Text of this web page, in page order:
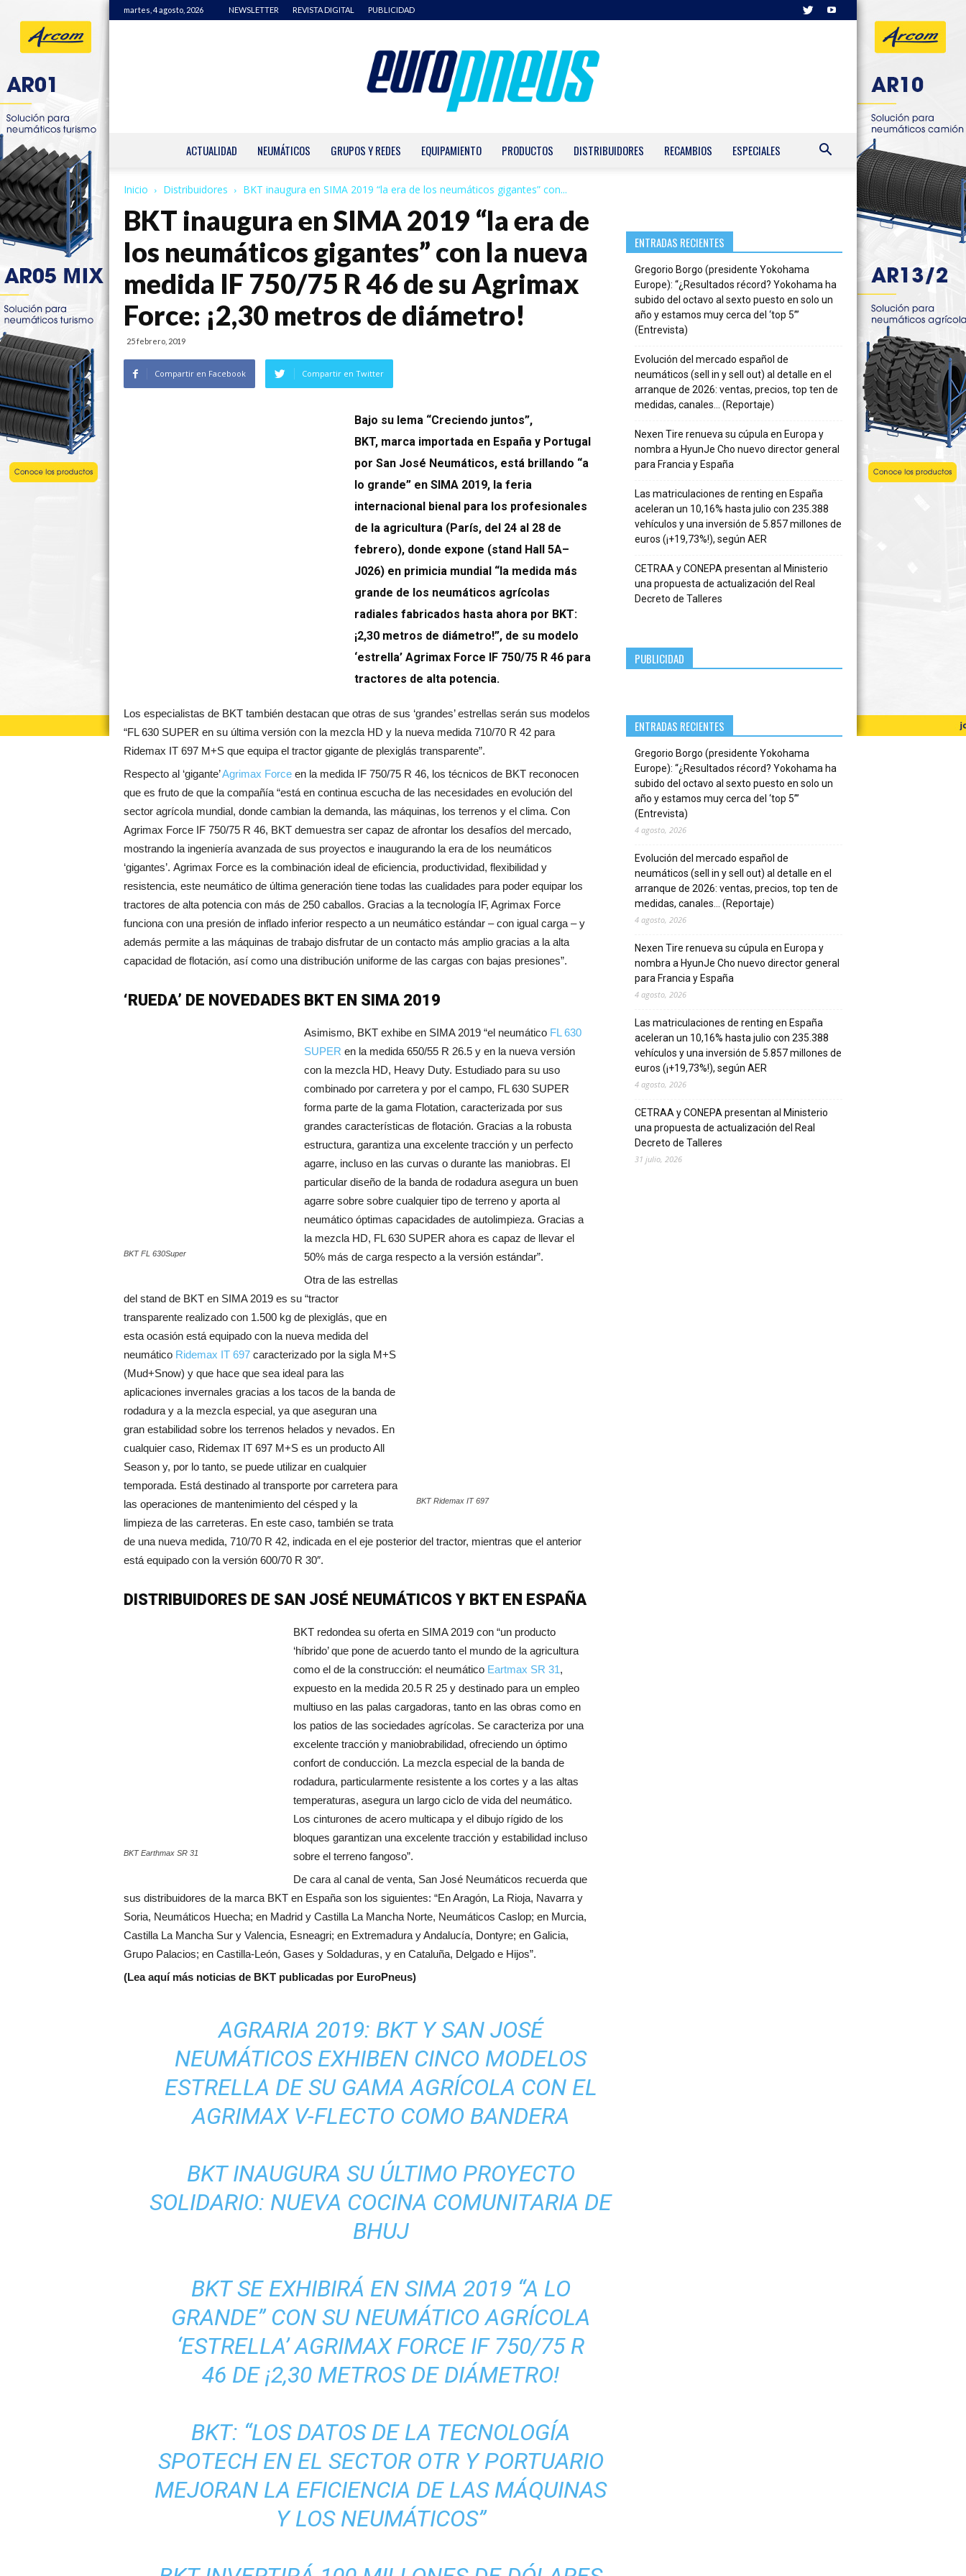
martes, 4 agosto, 2026 NEWSLETTER REVISTA DIGITAL PUBLICIDAD
ACTUALIDAD NEUMÁTICOS GRUPOS Y REDES EQUIPAMIENTO PRODUCTOS DISTRIBUIDORES RECAMBIOS ESPECIALES
Inicio Distribuidores BKT inaugura en SIMA 2019 “la era de los neumáticos gigantes” con...
BKT inaugura en SIMA 2019 “la era de
los neumáticos gigantes” con la nueva
medida IF 750/75 R 46 de su Agrimax
Force: ¡2,30 metros de diámetro!
25 febrero, 2019
Compartir en Facebook Compartir en Twitter
Bajo su lema “Creciendo juntos”,
BKT, marca importada en España y Portugal
por San José Neumáticos, está brillando “a
lo grande” en SIMA 2019, la feria
internacional bienal para los profesionales
de la agricultura (París, del 24 al 28 de
febrero), donde expone (stand Hall 5A–
J026) en primicia mundial “la medida más
grande de los neumáticos agrícolas
radiales fabricados hasta ahora por BKT:
¡2,30 metros de diámetro!”, de su modelo
‘estrella’ Agrimax Force IF 750/75 R 46 para
tractores de alta potencia.
Los especialistas de BKT también destacan que otras de sus ‘grandes’ estrellas serán sus modelos
“FL 630 SUPER en su última versión con la mezcla HD y la nueva medida 710/70 R 42 para
Ridemax IT 697 M+S que equipa el tractor gigante de plexiglás transparente”.
Respecto al ‘gigante’Agrimax Force en la medida IF 750/75 R 46, los técnicos de BKT reconocen
que es fruto de que la compañía “está en continua escucha de las necesidades en evolución del
sector agrícola mundial, donde cambian la demanda, las máquinas, los terrenos y el clima. Con
Agrimax Force IF 750/75 R 46, BKT demuestra ser capaz de afrontar los desafíos del mercado,
mostrando la ingeniería avanzada de sus proyectos e inaugurando la era de los neumáticos
‘gigantes’. Agrimax Force es la combinación ideal de eficiencia, productividad, flexibilidad y
resistencia, este neumático de última generación tiene todas las cualidades para poder equipar los
tractores de alta potencia con más de 250 caballos. Gracias a la tecnología IF, Agrimax Force
funciona con una presión de inflado inferior respecto a un neumático estándar – con igual carga – y
además permite a las máquinas de trabajo disfrutar de un contacto más amplio gracias a la alta
capacidad de flotación, así como una distribución uniforme de las cargas con bajas presiones”.
‘RUEDA’ DE NOVEDADES BKT EN SIMA 2019
BKT FL 630Super
Asimismo, BKT exhibe en SIMA 2019 “el neumático FL 630
SUPER en la medida 650/55 R 26.5 y en la nueva versión
con la mezcla HD, Heavy Duty. Estudiado para su uso
combinado por carretera y por el campo, FL 630 SUPER
forma parte de la gama Flotation, caracterizada por sus
grandes características de flotación. Gracias a la robusta
estructura, garantiza una excelente tracción y un perfecto
agarre, incluso en las curvas o durante las maniobras. El
particular diseño de la banda de rodadura asegura un buen
agarre sobre sobre cualquier tipo de terreno y aporta al
neumático óptimas capacidades de autolimpieza. Gracias a
la mezcla HD, FL 630 SUPER ahora es capaz de llevar el
50% más de carga respecto a la versión estándar”.
BKT Ridemax IT 697
Otra de las estrellas
del stand de BKT en SIMA 2019 es su “tractor
transparente realizado con 1.500 kg de plexiglás, que en
esta ocasión está equipado con la nueva medida del
neumático Ridemax IT 697 caracterizado por la sigla M+S
(Mud+Snow) y que hace que sea ideal para las
aplicaciones invernales gracias a los tacos de la banda de
rodadura y a la mezcla especial, ya que aseguran una
gran estabilidad sobre los terrenos helados y nevados. En
cualquier caso, Ridemax IT 697 M+S es un producto All
Season y, por lo tanto, se puede utilizar en cualquier
temporada. Está destinado al transporte por carretera para
las operaciones de mantenimiento del césped y la
limpieza de las carreteras. En este caso, también se trata
de una nueva medida, 710/70 R 42, indicada en el eje posterior del tractor, mientras que el anterior
está equipado con la versión 600/70 R 30″.
DISTRIBUIDORES DE SAN JOSÉ NEUMÁTICOS Y BKT EN ESPAÑA
BKT Earthmax SR 31
BKT redondea su oferta en SIMA 2019 con “un producto
‘híbrido’ que pone de acuerdo tanto el mundo de la agricultura
como el de la construcción: el neumático Eartmax SR 31,
expuesto en la medida 20.5 R 25 y destinado para un empleo
multiuso en las palas cargadoras, tanto en las obras como en
los patios de las sociedades agrícolas. Se caracteriza por una
excelente tracción y maniobrabilidad, ofreciendo un óptimo
confort de conducción. La mezcla especial de la banda de
rodadura, particularmente resistente a los cortes y a las altas
temperaturas, asegura un largo ciclo de vida del neumático.
Los cinturones de acero multicapa y el dibujo rígido de los
bloques garantizan una excelente tracción y estabilidad incluso
sobre el terreno fangoso”.
De cara al canal de venta, San José Neumáticos recuerda que
sus distribuidores de la marca BKT en España son los siguientes: “En Aragón, La Rioja, Navarra y
Soria, Neumáticos Huecha; en Madrid y Castilla La Mancha Norte, Neumáticos Caslop; en Murcia,
Castilla La Mancha Sur y Valencia, Esneagri; en Extremadura y Andalucía, Dontyre; en Galicia,
Grupo Palacios; en Castilla-León, Gases y Soldaduras, y en Cataluña, Delgado e Hijos”.
(Lea aquí más noticias de BKT publicadas por EuroPneus)
AGRARIA 2019: BKT Y SAN JOSÉ
NEUMÁTICOS EXHIBEN CINCO MODELOS
ESTRELLA DE SU GAMA AGRÍCOLA CON EL
AGRIMAX V-FLECTO COMO BANDERA
BKT INAUGURA SU ÚLTIMO PROYECTO
SOLIDARIO: NUEVA COCINA COMUNITARIA DE
BHUJ
BKT SE EXHIBIRÁ EN SIMA 2019 “A LO
GRANDE” CON SU NEUMÁTICO AGRÍCOLA
‘ESTRELLA’ AGRIMAX FORCE IF 750/75 R
46 DE ¡2,30 METROS DE DIÁMETRO!
BKT: “LOS DATOS DE LA TECNOLOGÍA
SPOTECH EN EL SECTOR OTR Y PORTUARIO
MEJORAN LA EFICIENCIA DE LAS MÁQUINAS
Y LOS NEUMÁTICOS”
ENTRADAS RECIENTES
Gregorio Borgo (presidente Yokohama
Europe): “¿Resultados récord? Yokohama ha
subido del octavo al sexto puesto en solo un
año y estamos muy cerca del ‘top 5’”
(Entrevista)
Evolución del mercado español de
neumáticos (sell in y sell out) al detalle en el
arranque de 2026: ventas, precios, top ten de
medidas, canales… (Reportaje)
Nexen Tire renueva su cúpula en Europa y
nombra a HyunJe Cho nuevo director general
para Francia y España
Las matriculaciones de renting en España
aceleran un 10,16% hasta julio con 235.388
vehículos y una inversión de 5.857 millones de
euros (¡+19,73%!), según AER
CETRAA y CONEPA presentan al Ministerio
una propuesta de actualización del Real
Decreto de Talleres
PUBLICIDAD
ENTRADAS RECIENTES
Gregorio Borgo (presidente Yokohama
Europe): “¿Resultados récord? Yokohama ha
subido del octavo al sexto puesto en solo un
año y estamos muy cerca del ‘top 5’”
(Entrevista)
4 agosto, 2026
Evolución del mercado español de
neumáticos (sell in y sell out) al detalle en el
arranque de 2026: ventas, precios, top ten de
medidas, canales… (Reportaje)
4 agosto, 2026
Nexen Tire renueva su cúpula en Europa y
nombra a HyunJe Cho nuevo director general
para Francia y España
4 agosto, 2026
Las matriculaciones de renting en España
aceleran un 10,16% hasta julio con 235.388
vehículos y una inversión de 5.857 millones de
euros (¡+19,73%!), según AER
4 agosto, 2026
CETRAA y CONEPA presentan al Ministerio
una propuesta de actualización del Real
Decreto de Talleres
31 julio, 2026